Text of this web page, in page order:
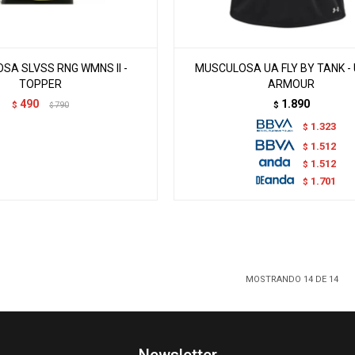
SLVSS RNG WMNS II -
TOPPER
$ 490 $ 790
MUSCULOSA UA FLY BY TANK -
ARMOUR
$ 1.890
$ 1.323
$ 1.512
$ 1.512
$ 1.701
MOSTRANDO 14DE 14